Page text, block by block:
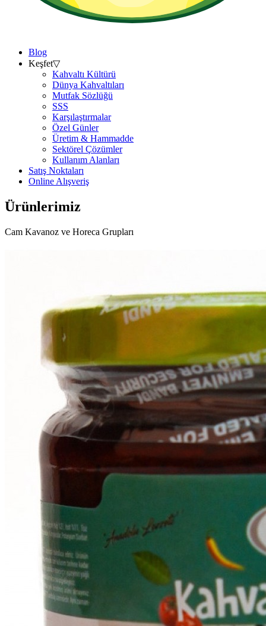
Blog
Keşfet▽
Kahvaltı Kültürü
Dünya Kahvaltıları
Mutfak Sözlüğü
SSS
Karşılaştırmalar
Özel Günler
Üretim & Hammadde
Sektörel Çözümler
Kullanım Alanları
Satış Noktaları
Online Alışveriş
Ürünlerimiz
Cam Kavanoz ve Horeca Grupları